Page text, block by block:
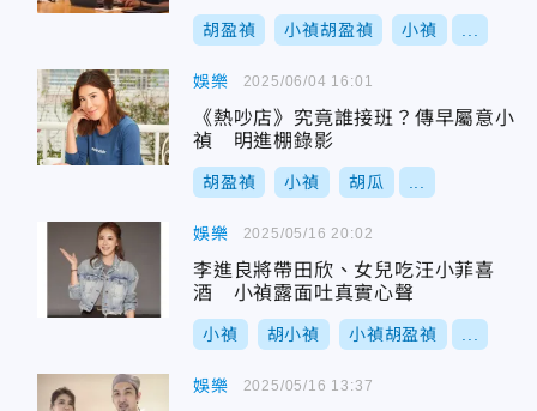
胡盈禎 小禎胡盈禎 小禎
娛樂
《熱吵店》究竟誰接班？傳早屬意小
禎 明進棚錄影
胡盈禎 小禎 胡瓜
2025/06/04 16:01
娛樂
李進良將帶田欣、女兒吃汪小菲喜
酒 小禎露面吐真實心聲
小禎 胡小禎 小禎胡盈禎
2025/05/16 20:02
娛樂 2025/05/16 13:37